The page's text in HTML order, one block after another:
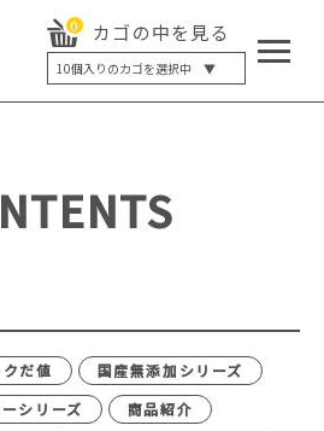
0 カゴの中を見る
10個入りのカゴを選択中 ▼
5個入り
20個入り
最大12%OFF
だ値
国産無添加シリーズ
シリーズ
商品紹介